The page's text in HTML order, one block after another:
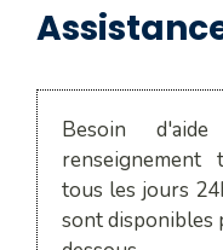
Besoin
renseignement
tous les jours
sont disponibles